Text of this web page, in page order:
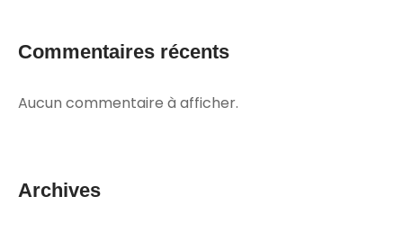
Commentaires récents
Aucun commentaire à afficher.
Archives